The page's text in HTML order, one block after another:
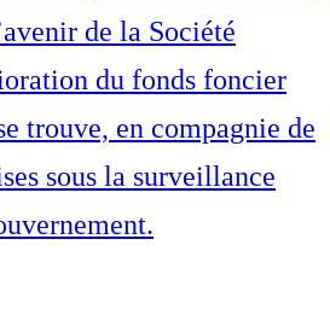
de la Société
du fonds foncier
trouve, en compagnie de
sous la surveillance